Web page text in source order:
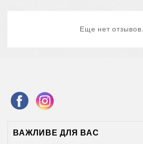
Еще нет отзывов.
ВАЖЛИВЕ ДЛЯ ВАС